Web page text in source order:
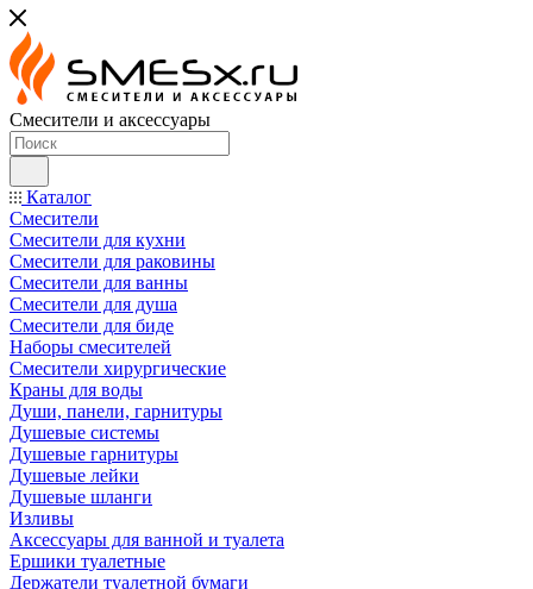
Смесители и аксессуары
Каталог
Смесители
Смесители для кухни
Смесители для раковины
Смесители для ванны
Смесители для душа
Смесители для биде
Наборы смесителей
Смесители хирургические
Краны для воды
Души, панели, гарнитуры
Душевые системы
Душевые гарнитуры
Душевые лейки
Душевые шланги
Изливы
Аксессуары для ванной и туалета
Ершики туалетные
Держатели туалетной бумаги